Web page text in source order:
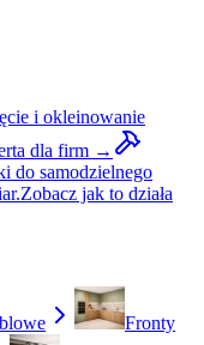
i okleinowanie
dla firm →
do samodzielnego
Zobacz jak to działa
Fronty